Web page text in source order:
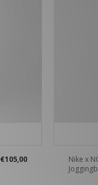
€105,00
Nike x